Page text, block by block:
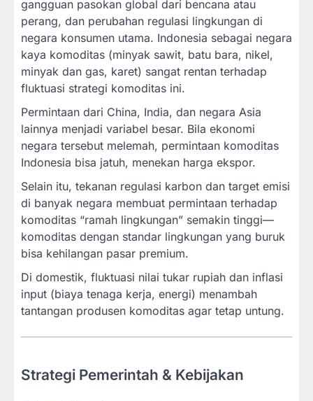
gangguan pasokan global dari bencana atau
perang, dan perubahan regulasi lingkungan di
negara konsumen utama. Indonesia sebagai negara
kaya komoditas (minyak sawit, batu bara, nikel,
minyak dan gas, karet) sangat rentan terhadap
fluktuasi strategi komoditas ini.
Permintaan dari China, India, dan negara Asia
lainnya menjadi variabel besar. Bila ekonomi
negara tersebut melemah, permintaan komoditas
Indonesia bisa jatuh, menekan harga ekspor.
Selain itu, tekanan regulasi karbon dan target emisi
di banyak negara membuat permintaan terhadap
komoditas “ramah lingkungan” semakin tinggi—
komoditas dengan standar lingkungan yang buruk
bisa kehilangan pasar premium.
Di domestik, fluktuasi nilai tukar rupiah dan inflasi
input (biaya tenaga kerja, energi) menambah
tantangan produsen komoditas agar tetap untung.
Strategi Pemerintah & Kebijakan